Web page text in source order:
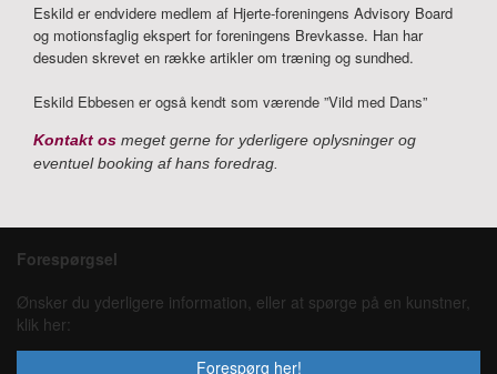
Eskild er endvidere medlem af Hjerte-foreningens Advisory Board
og motionsfaglig ekspert for foreningens Brevkasse. Han har
desuden skrevet en række artikler om træning og sundhed.
Eskild Ebbesen er også kendt som værende ”Vild med Dans”
Kontakt os meget gerne for yderligere oplysninger og
eventuel booking af hans foredrag.
Forespørgsel
Ønsker du yderligere information, eller at spørge på en kunstner,
klik her:
Forespørg her!